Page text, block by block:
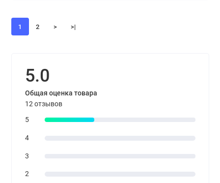
1 2 > >|
5.0
Общая оценка товара
12 отзывов
5
4
3
2